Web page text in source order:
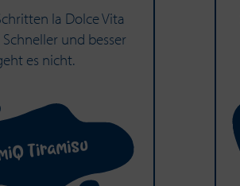
la Dolce Vita
Schneller und besser
es nicht.
Tiramisu